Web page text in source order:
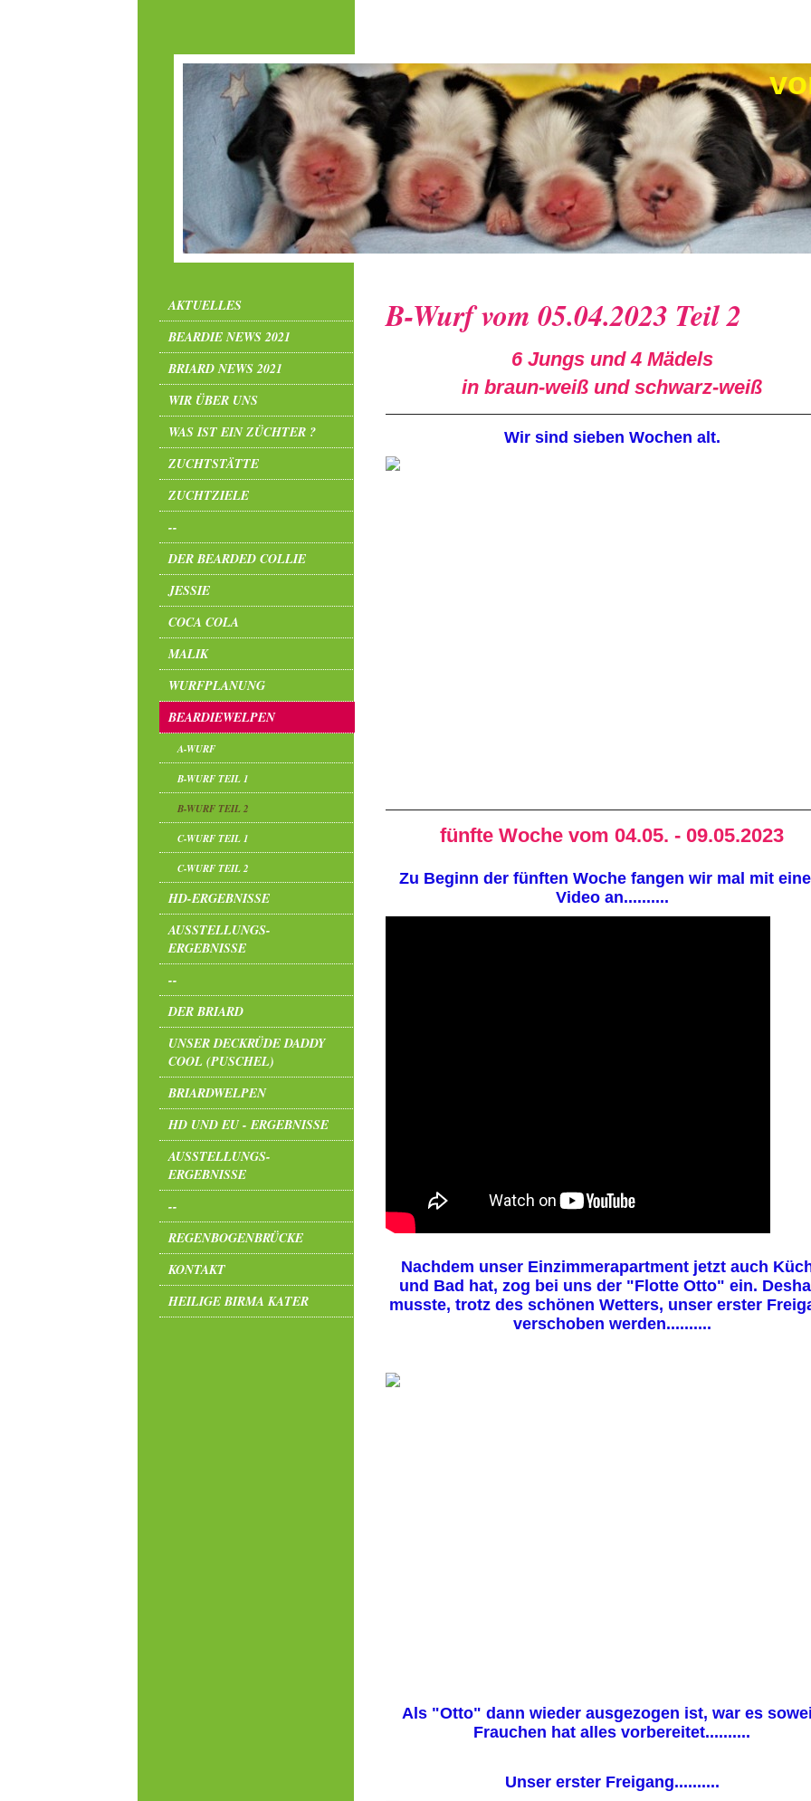
vom
AKTUELLES
BEARDIE NEWS 2021
BRIARD NEWS 2021
WIR ÜBER UNS
WAS IST EIN ZÜCHTER ?
ZUCHTSTÄTTE
ZUCHTZIELE
--
DER BEARDED COLLIE
JESSIE
COCA COLA
MALIK
WURFPLANUNG
BEARDIEWELPEN
A-WURF
B-WURF TEIL 1
B-WURF TEIL 2
C-WURF TEIL 1
C-WURF TEIL 2
HD-ERGEBNISSE
AUSSTELLUNGS-
ERGEBNISSE
--
DER BRIARD
UNSER DECKRÜDE DADDY
COOL (PUSCHEL)
BRIARDWELPEN
HD UND EU - ERGEBNISSE
AUSSTELLUNGS-
ERGEBNISSE
--
REGENBOGENBRÜCKE
KONTAKT
HEILIGE BIRMA KATER
B-Wurf vom 05.04.2023 Teil 2
6 Jungs und 4 Mädels
in braun-weiß und schwarz-weiß
Wir sind sieben Wochen alt.
fünfte Woche vom 04.05. - 09.05.2023
Zu Beginn der fünften Woche fangen wir mal mit
Video an..........
Nachdem unser Einzimmerapartment jetzt auch
und Bad hat, zog bei uns der "Flotte Otto" ein.
musste, trotz des schönen Wetters, unser erster
verschoben werden..........
Als "Otto" dann wieder ausgezogen ist, war es
Frauchen hat alles vorbereitet..........
Unser erster Freigang..........